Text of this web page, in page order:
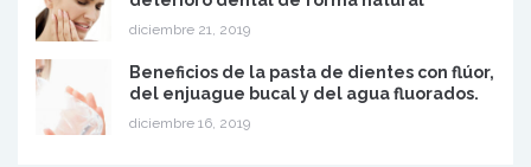
diciembre 21, 2019
Beneficios de la pasta de dientes con flúor,
del enjuague bucal y del agua fluorados.
diciembre 16, 2019